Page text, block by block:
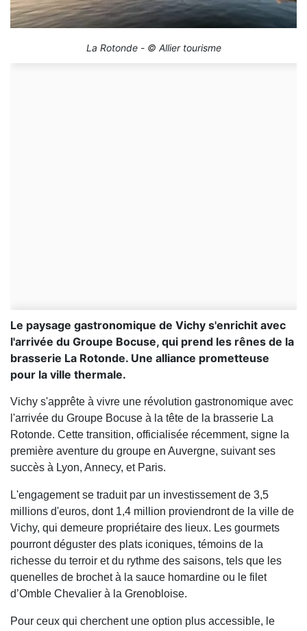
La Rotonde - © Allier tourisme
Le paysage gastronomique de Vichy s'enrichit avec
l'arrivée du Groupe Bocuse, qui prend les rênes de la
brasserie La Rotonde. Une alliance prometteuse
pour la ville thermale.
Vichy s'apprête à vivre une révolution gastronomique avec
l'arrivée du Groupe Bocuse à la tête de la brasserie La
Rotonde. Cette transition, officialisée récemment, signe la
première aventure du groupe en Auvergne, suivant ses
succès à Lyon, Annecy, et Paris.
L'engagement se traduit par un investissement de 3,5
millions d'euros, dont 1,4 million proviendront de la ville de
Vichy, qui demeure propriétaire des lieux. Les gourmets
pourront déguster des plats iconiques, témoins de la
richesse du terroir et du rythme des saisons, tels que les
quenelles de brochet à la sauce homardine ou le filet
d’Omble Chevalier à la Grenobloise.
Pour ceux qui cherchent une option plus accessible, le